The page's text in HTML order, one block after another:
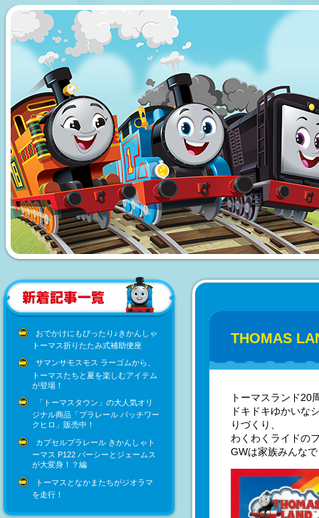
おでかけにもぴったり♪きかんしゃ
トーマス折りたたみ式補助便座
サマンサモスモス ラーゴムから、
トーマスたちと夏を楽しむアイテム
が登場！
「トーマスタウン」の大人気オリ
ジナル商品「プラレール パッチワー
クヒロ」販売中！
カプセルプラレール きかんしゃト
ーマス P122 パーシーとジェームス
が大変身！？編
トーマスとなかまたちがジオラマ
を走行！
THOMAS
トーマスランド
ドキドキゆかいな
りづくり、
わくわくライドの
GWは家族みんな